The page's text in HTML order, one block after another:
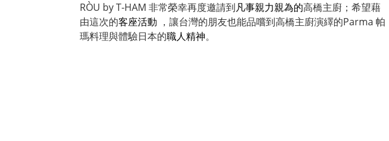
RÒU by T-HAM 非常榮幸再度邀請到凡事親力親為的高橋主廚；希望藉
由這次的客座活動 ，讓台灣的朋友也能品嚐到高橋主廚演繹的Parma 帕
瑪料理與體驗日本的職人精神。